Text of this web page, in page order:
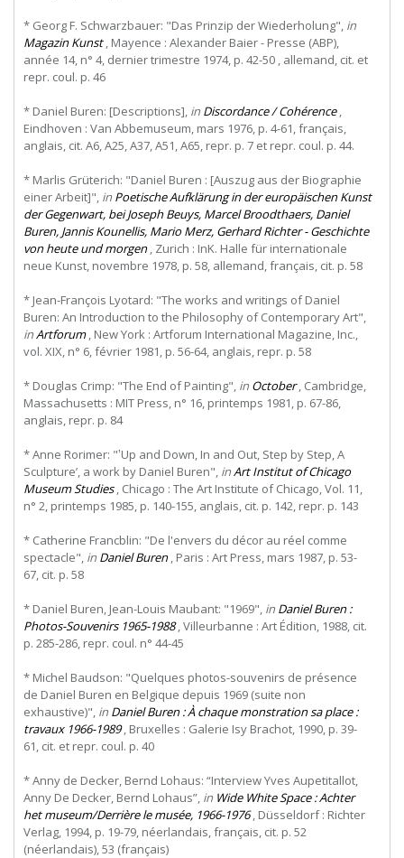
* Georg F. Schwarzbauer: "Das Prinzip der Wiederholung", in
Magazin Kunst, Mayence : Alexander Baier - Presse (ABP),
année 14, n° 4, dernier trimestre 1974, p. 42-50 , allemand, cit. et
repr. coul. p. 46
* Daniel Buren: [Descriptions], in Discordance / Cohérence,
Eindhoven : Van Abbemuseum, mars 1976, p. 4-61, français,
anglais, cit. A6, A25, A37, A51, A65, repr. p. 7 et repr. coul. p. 44.
* Marlis Grüterich: "Daniel Buren : [Auszug aus der Biographie
einer Arbeit]", in Poetische Aufklärung in der europäischen Kunst
der Gegenwart, bei Joseph Beuys, Marcel Broodthaers, Daniel
Buren, Jannis Kounellis, Mario Merz, Gerhard Richter - Geschichte
von heute und morgen, Zurich : InK. Halle für internationale
neue Kunst, novembre 1978, p. 58, allemand, français, cit. p. 58
* Jean-François Lyotard: "The works and writings of Daniel
Buren: An Introduction to the Philosophy of Contemporary Art",
inArtforum, New York : Artforum International Magazine, Inc.,
vol. XIX, n° 6, février 1981, p. 56-64, anglais, repr. p. 58
* Douglas Crimp: "The End of Painting", in October, Cambridge,
Massachusetts : MIT Press, n° 16, printemps 1981, p. 67-86,
anglais, repr. p. 84
* Anne Rorimer: "‛Up and Down, In and Out, Step by Step, A
Sculpture’, a work by Daniel Buren", inArt Institut of Chicago
Museum Studies, Chicago : The Art Institute of Chicago, Vol. 11,
n° 2, printemps 1985, p. 140-155, anglais, cit. p. 142, repr. p. 143
* Catherine Francblin: "De l'envers du décor au réel comme
spectacle", in Daniel Buren, Paris : Art Press, mars 1987, p. 53-
67, cit. p. 58
* Daniel Buren, Jean-Louis Maubant: "1969", in Daniel Buren :
Photos-Souvenirs 1965-1988, Villeurbanne : Art Édition, 1988, cit.
p. 285-286, repr. coul. n° 44-45
* Michel Baudson: "Quelques photos-souvenirs de présence
de Daniel Buren en Belgique depuis 1969 (suite non
exhaustive)", in Daniel Buren : À chaque monstration sa place :
travaux 1966-1989, Bruxelles : Galerie Isy Brachot, 1990, p. 39-
61, cit. et repr. coul. p. 40
* Anny de Decker, Bernd Lohaus: “Interview Yves Aupetitallot,
Anny De Decker, Bernd Lohaus”, in Wide White Space : Achter
het museum/Derrière le musée, 1966-1976, Düsseldorf : Richter
Verlag, 1994, p. 19-79, néerlandais, français, cit. p. 52
(néerlandais), 53 (français)